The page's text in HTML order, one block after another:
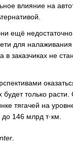
влияние на
ещё недостаточно
для
заказчиках не
только
тягачей на
146 млрд т·км.